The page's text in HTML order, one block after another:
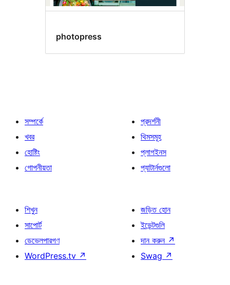
photopress
সম্পর্কে
খবর
হোষ্টিং
গোপনীয়তা
প্রদর্শনী
থিমসমূহ
প্লাগইনস
প্যাটার্নগুলো
শিখুন
সাপোর্ট
ডেভেলপারগণ
WordPress.tv ↗
জড়িত হোন
ইভেন্টগুলি
দান করুন ↗
Swag ↗